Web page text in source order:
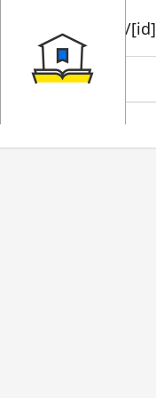
book/rent/[id]